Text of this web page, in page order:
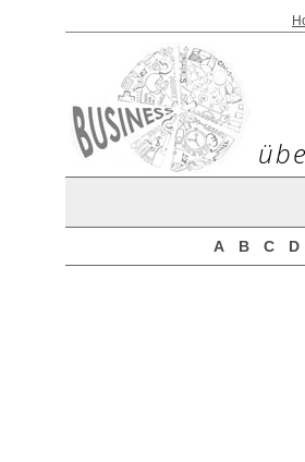
A B C D